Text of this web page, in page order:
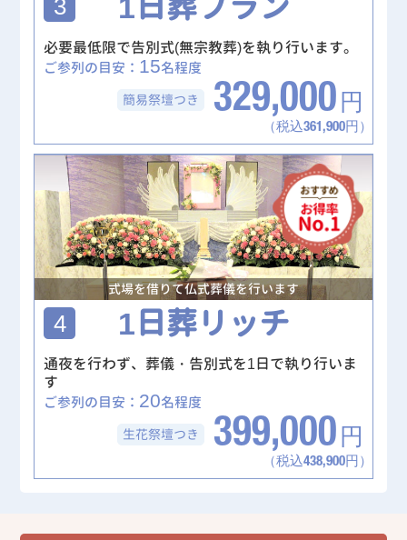
必要最低限で告別式(無宗教葬)を執り行います。
ご参列の目安： 15名程度
簡易祭壇つき 329,000 円
（税込361,900円）
式場を借りて仏式葬儀を行います
4 1日葬リッチ
通夜を行わず、葬儀・告別式を1日で執り行いま
す
ご参列の目安： 20名程度
生花祭壇つき 399,000 円
（税込438,900円）